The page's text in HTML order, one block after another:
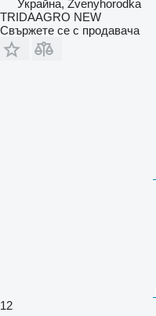
Украйна, Zvenyhorodka
TRIDAAGRO NEW
Свържете се с продавача
12